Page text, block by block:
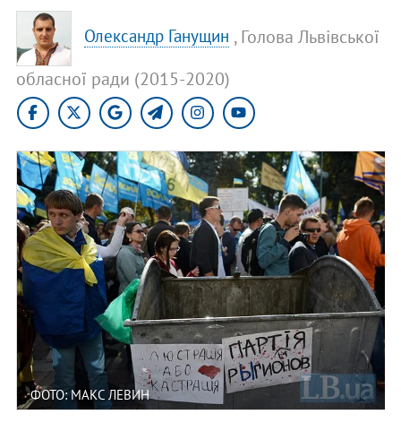
Олександр Ганущин , Голова Львівської
обласної ради (2015-2020)
ФОТО: МАКС ЛЕВИН